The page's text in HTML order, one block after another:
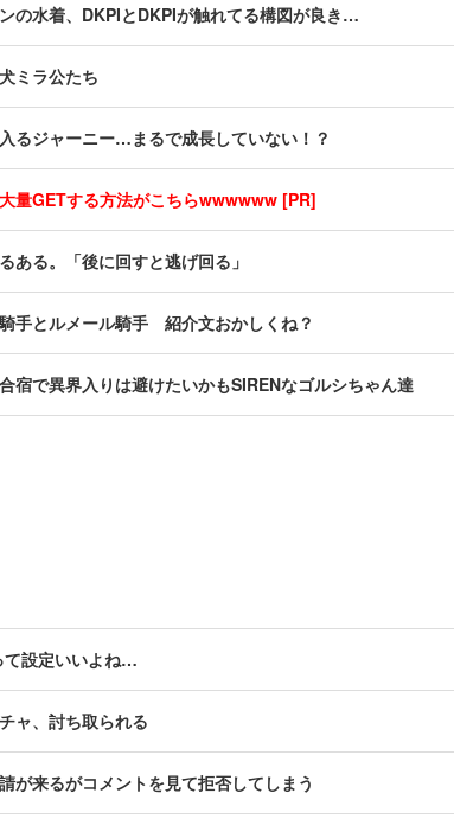
の水着、DKPIとDKPIが触れてる構図が良き…
ミラ公たち
るジャーニー…まるで成長していない！？
量GETする方法がこちらwwwwww [PR]
ある。「後に回すと逃げ回る」
手とルメール騎手 紹介文おかしくね？
宿で異界入りは避けたいかもSIRENなゴルシちゃん達
て設定いいよね…
ャ、討ち取られる
が来るがコメントを見て拒否してしまう